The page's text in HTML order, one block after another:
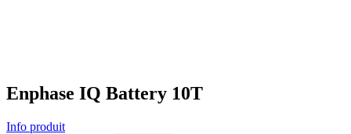
Enphase IQ Battery 10T
Info produit